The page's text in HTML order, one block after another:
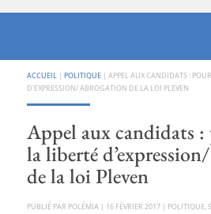
ACCUEIL | POLITIQUE| APPEL AUX CANDIDATS :
D’EXPRESSION/ ABROGATION DE LA LOI PLEVEN
Appel aux candidats
la liberté
de la loi Pleven
PAR POLÉMIA | 16 FÉVRIER 2017| POLITIQUE,